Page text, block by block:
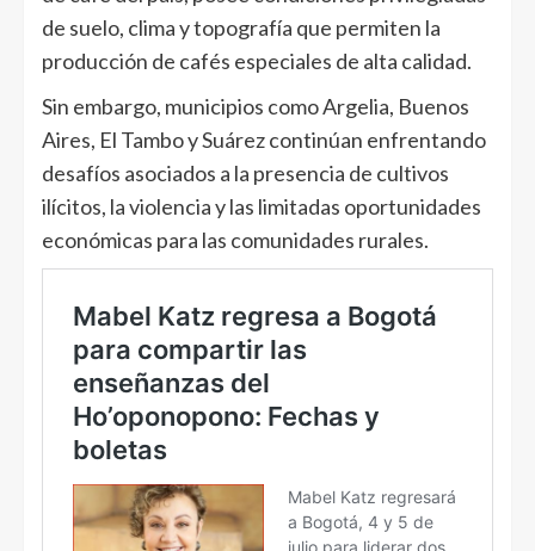
de suelo, clima y topografía que permiten la
producción de cafés especiales de alta calidad.
Sin embargo, municipios como Argelia, Buenos
Aires, El Tambo y Suárez continúan enfrentando
desafíos asociados a la presencia de cultivos
ilícitos, la violencia y las limitadas oportunidades
económicas para las comunidades rurales.